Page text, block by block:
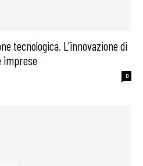
tecnologica. L’innovazione di
imprese
0